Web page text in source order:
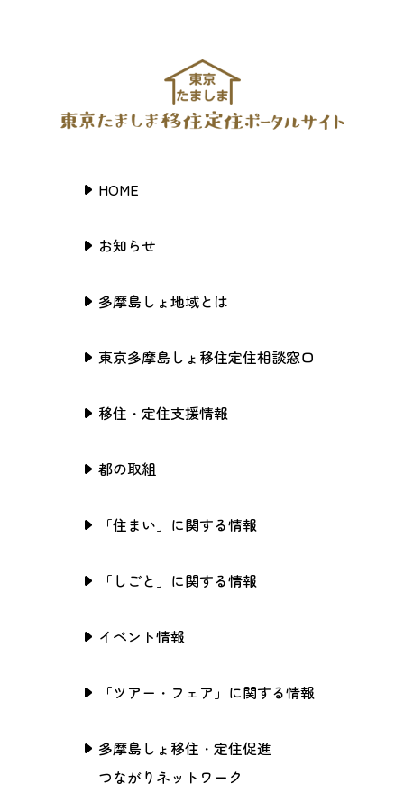
HOME
お知らせ
多摩島しょ地域とは
東京多摩島しょ移住定住相談窓口
移住・定住支援情報
都の取組
「住まい」に関する情報
「しごと」に関する情報
イベント情報
「ツアー・フェア」に関する情報
多摩島しょ移住・定住促進
つながりネットワーク